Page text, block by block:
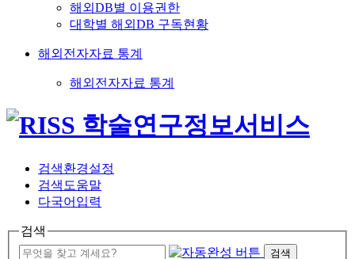
해외DB별 이용권한
대학별 해외DB 구독현황
해외전자자료 통계
해외전자자료 통계
검색환경설정
검색도움말
다국어입력
검색
검색